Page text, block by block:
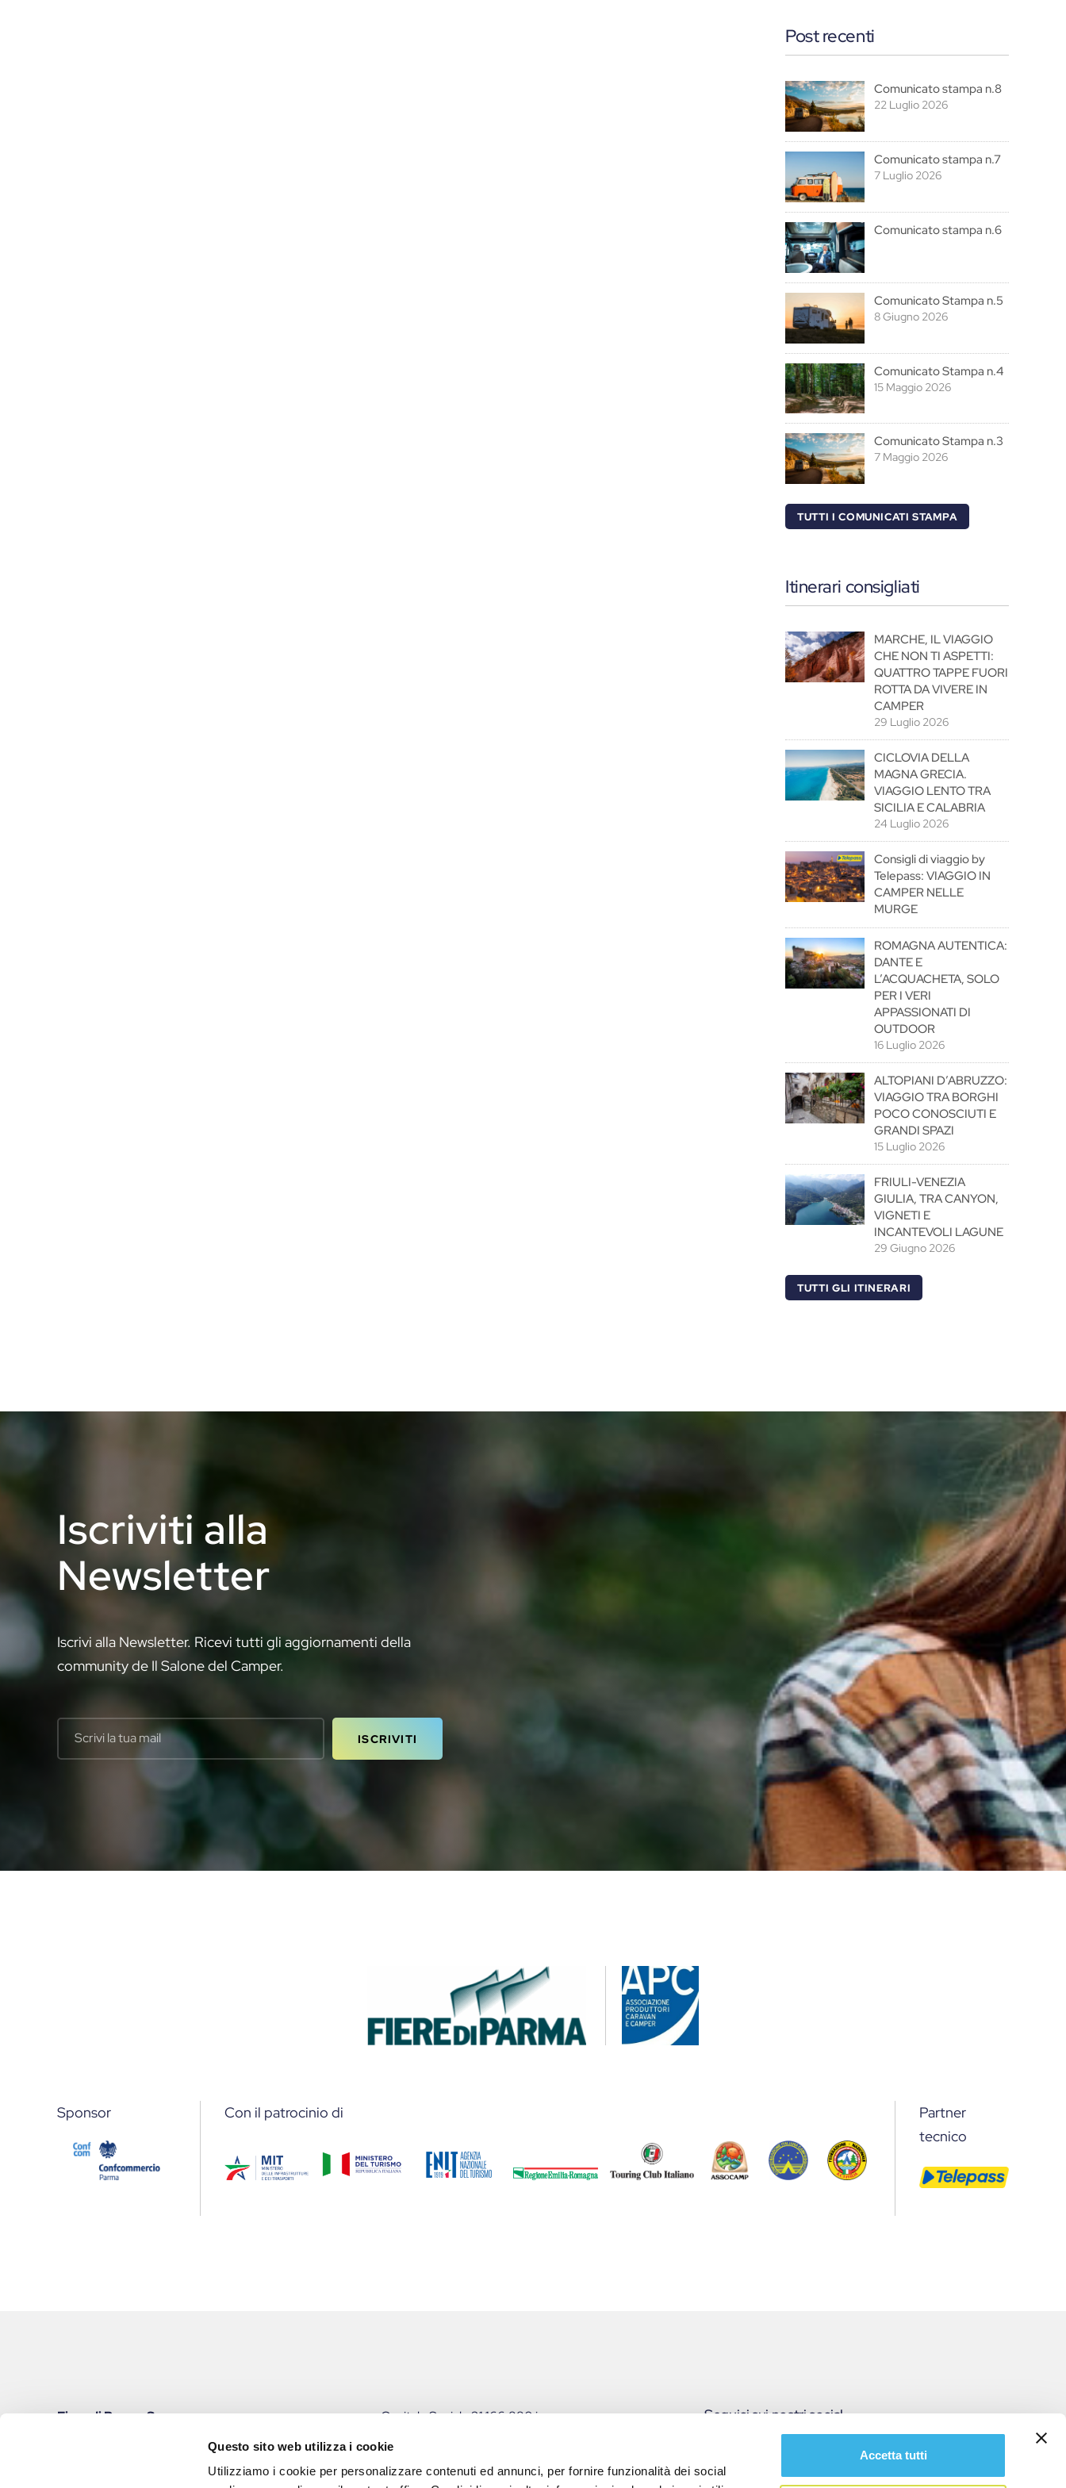
Questo sito web utilizza i cookie
Utilizziamo i cookie per personalizzare contenuti ed annunci, per fornire funzionalità dei social
Accetta tutti
Post recenti
Comunicato stampa n.8
22 Luglio 2026
Comunicato stampa n.7
7 Luglio 2026
Comunicato stampa n.6
Comunicato Stampa n.5
8 Giugno 2026
Comunicato Stampa n.4
15 Maggio 2026
Comunicato Stampa n.3
7 Maggio 2026
TUTTI I COMUNICATI STAMPA
Itinerari consigliati
MARCHE, IL VIAGGIO
CHE NON TI ASPETTI:
QUATTRO TAPPE FUORI
ROTTA DA VIVERE IN
CAMPER
29 Luglio 2026
CICLOVIA DELLA
MAGNA GRECIA.
VIAGGIO LENTO TRA
SICILIA E CALABRIA
24 Luglio 2026
Consigli di viaggio by
Telepass: VIAGGIO IN
CAMPER NELLE
MURGE
ROMAGNA AUTENTICA:
DANTE E
L’ACQUACHETA, SOLO
PER I VERI
APPASSIONATI DI
OUTDOOR
16 Luglio 2026
ALTOPIANI D’ABRUZZO:
VIAGGIO TRA BORGHI
POCO CONOSCIUTI E
GRANDI SPAZI
15 Luglio 2026
FRIULI-VENEZIA
GIULIA, TRA CANYON,
VIGNETI E
INCANTEVOLI LAGUNE
29 Giugno 2026
TUTTI GLI ITINERARI
Iscriviti alla
Newsletter
Iscrivi alla Newsletter. Ricevi tutti gli aggiornamenti della
community de Il Salone del Camper.
Your email
Sponsor Con il patrocinio di
Partner
tecnico
Fiere di Parma S.p.a.
Iscritta al Registro Imprese di Parma
Capitale Sociale 31.166.880 i.v.
Seguici sui nostri social